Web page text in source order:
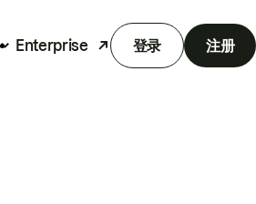
Enterprise 登录 注册